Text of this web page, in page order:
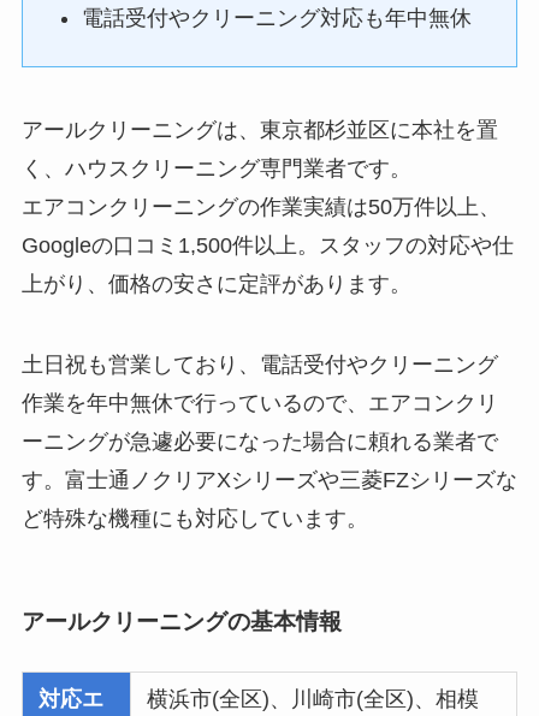
電話受付やクリーニング対応も年中無休
アールクリーニングは、東京都杉並区に本社を置
く、ハウスクリーニング専門業者です。
エアコンクリーニングの作業実績は50万件以上、
Googleの口コミ1,500件以上。スタッフの対応や仕
上がり、価格の安さに定評があります。
土日祝も営業しており、電話受付やクリーニング
作業を年中無休で行っているので、エアコンクリ
ーニングが急遽必要になった場合に頼れる業者で
す。富士通ノクリアXシリーズや三菱FZシリーズな
ど特殊な機種にも対応しています。
アールクリーニングの基本情報
対応エ
横浜市(全区)、川崎市(全区)、相模